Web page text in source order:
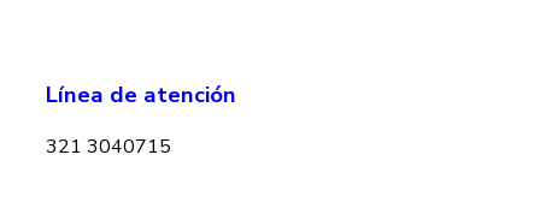
Línea de atención
321 3040715